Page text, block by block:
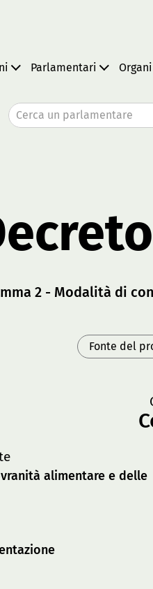
Parlamentari
Cerca un parlamentare
2 - Modalità di
Fonte del
alimentare e delle